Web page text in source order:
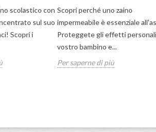
scolastico con
sul suo
Scopri i
Scopri perché uno zaino
impermeabile è essenziale
Proteggete gli effetti
vostro bambino e...
Per saperne di più